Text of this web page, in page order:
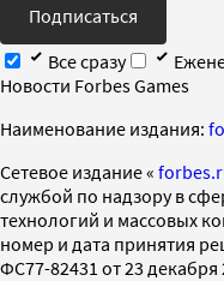
Подписаться
Все сразу
Новости Forbes Games
Наименование издания:
Cетевое издание «
службой по надзору в
технологий и массовых
номер и дата принятия
ФС77-82431 от 23 декабря